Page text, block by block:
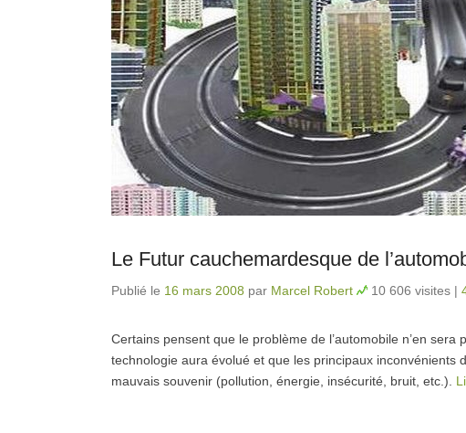
Le Futur cauchemardesque de
Publié le 16 mars 2008 par Marcel Robert 10 606 visites |
Certains pensent que le problème de l’automobile n’en
technologie aura évolué et que les principaux inconvénients
mauvais souvenir (pollution, énergie, insécurité, bruit, etc.).